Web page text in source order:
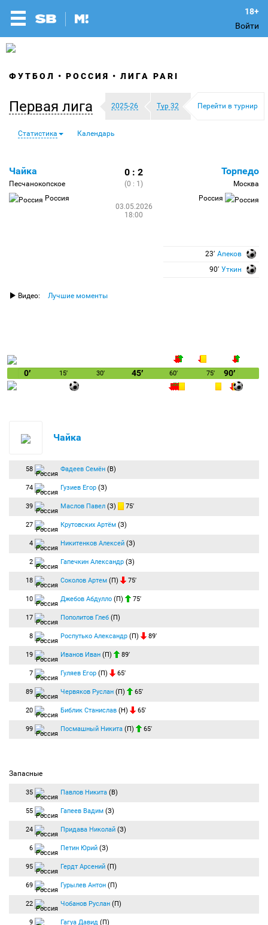
Войти
ФУТБОЛ РОССИЯ ЛИГА PARI
Первая лига 2025-26 Тур 32 Перейти в турнир
Статистика Календарь
Чайка
Песчанокопское
Россия
0 : 2
(0 : 1)
03.05.2026
18:00
Торпедо
Москва
Россия
23′ Апеков
90′ Уткин
Видео: Лучшие моменты
0′ 15′ 30′ 45′ 60′ 75′ 90′
Чайка
58 Фадеев Семён (В)
74 Гузиев Егор (З)
39 Маслов Павел (З) 75′
27 Крутовских Артём (З)
4 Никитенков Алексей (З)
2 Гапечкин Александр (З)
18 Соколов Артем (П) 75′
10 Джебов Абдулло (П) 75′
17 Пополитов Глеб (П)
8 Роспутько Александр (П) 89′
19 Иванов Иван (П) 89′
7 Гуляев Егор (П) 65′
89 Червяков Руслан (П) 65′
20 Библик Станислав (Н) 65′
99 Посмашный Никита (П) 65′
Запасные
35 Павлов Никита (В)
55 Гапеев Вадим (З)
24 Придава Николай (З)
6 Петин Юрий (З)
95 Гердт Арсений (П)
69 Гурылев Антон (П)
22 Чобанов Руслан (П)
9 Гагуа Давид (П)